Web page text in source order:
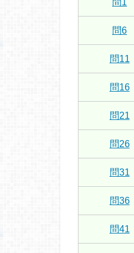
問6
問11
問16
問21
問26
問31
問36
問41